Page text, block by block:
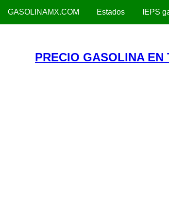
GASOLINAMX.COM Estados IEPS
PRECIO GASOLINA EN